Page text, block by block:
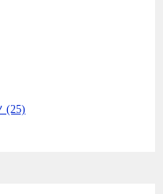
(25)